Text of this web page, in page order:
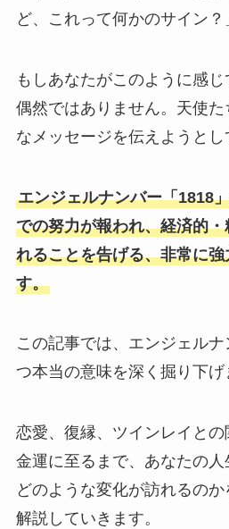
ど、これって何かのサイン？
もしあなたがこのように感
偶然ではありません。天使た
なメッセージを伝えようとし
エンジェルナンバー「1818
での努力が報われ、経済的
れることを告げる、非常に
す。
この記事では、エンジェル
つ本当の意味を深く掘り下げ
恋愛、復縁、ツインレイと
金運に至るまで、あなたの
どのような変化が訪れるのか
解説していきます。